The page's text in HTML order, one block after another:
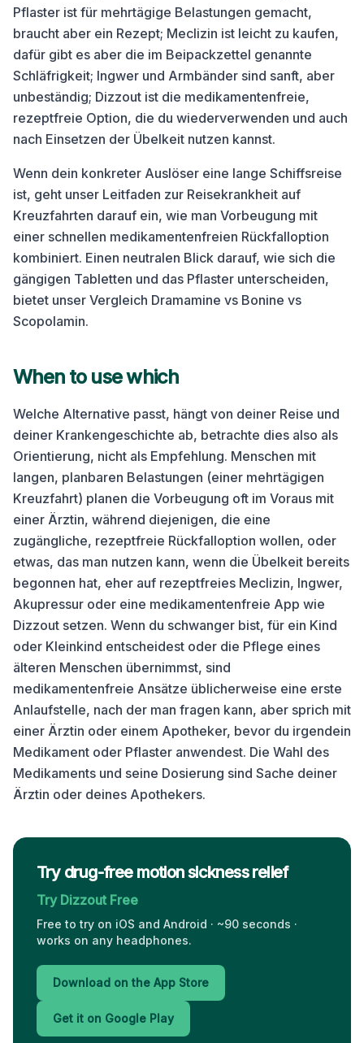
Pflaster ist für mehrtägige Belastungen gemacht,
braucht aber ein Rezept; Meclizin ist leicht zu kaufen,
dafür gibt es aber die im Beipackzettel genannte
Schläfrigkeit; Ingwer und Armbänder sind sanft, aber
unbeständig; Dizzout ist die medikamentenfreie,
rezeptfreie Option, die du wiederverwenden und auch
nach Einsetzen der Übelkeit nutzen kannst.
Wenn dein konkreter Auslöser eine lange Schiffsreise
ist, geht unser Leitfaden zur Reisekrankheit auf
Kreuzfahrten darauf ein, wie man Vorbeugung mit
einer schnellen medikamentenfreien Rückfalloption
kombiniert. Einen neutralen Blick darauf, wie sich die
gängigen Tabletten und das Pflaster unterscheiden,
bietet unser Vergleich Dramamine vs Bonine vs
Scopolamin.
When to use which
Welche Alternative passt, hängt von deiner Reise und
deiner Krankengeschichte ab, betrachte dies also als
Orientierung, nicht als Empfehlung. Menschen mit
langen, planbaren Belastungen (einer mehrtägigen
Kreuzfahrt) planen die Vorbeugung oft im Voraus mit
einer Ärztin, während diejenigen, die eine
zugängliche, rezeptfreie Rückfalloption wollen, oder
etwas, das man nutzen kann, wenn die Übelkeit bereits
begonnen hat, eher auf rezeptfreies Meclizin, Ingwer,
Akupressur oder eine medikamentenfreie App wie
Dizzout setzen. Wenn du schwanger bist, für ein Kind
oder Kleinkind entscheidest oder die Pflege eines
älteren Menschen übernimmst, sind
medikamentenfreie Ansätze üblicherweise eine erste
Anlaufstelle, nach der man fragen kann, aber sprich mit
einer Ärztin oder einem Apotheker, bevor du irgendein
Medikament oder Pflaster anwendest. Die Wahl des
Medikaments und seine Dosierung sind Sache deiner
Ärztin oder deines Apothekers.
Try drug-free motion sickness relief
Try Dizzout Free
Free to try on iOS and Android · ~90 seconds ·
works on any headphones.
Download on the App Store
Get it on Google Play